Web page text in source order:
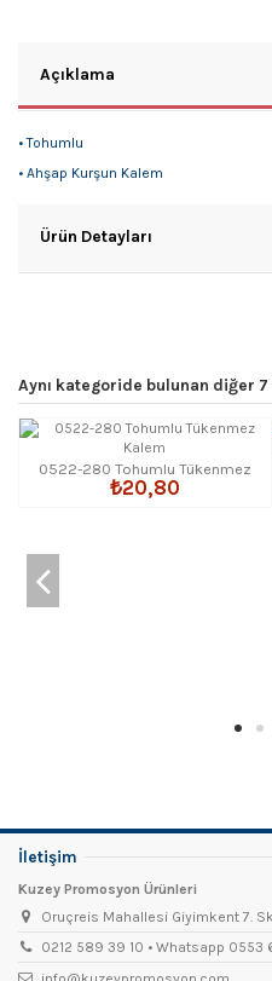
Açıklama
• Tohumlu
• Ahşap Kurşun Kalem
Ürün Detayları
Aynı kategoride bulunan diğer 7
0522-280 Tohumlu Tükenmez
Kalem
₺20,80
İletişim
Kuzey Promosyon Ürünleri
Oruçreis Mahallesi Giyimkent 7.
0212 589 39 10 • Whatsapp 0553